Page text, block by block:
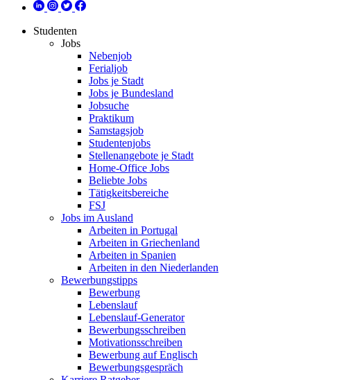
Studenten
Jobs
Nebenjob
Ferialjob
Jobs je Stadt
Jobs je Bundesland
Jobsuche
Praktikum
Samstagsjob
Studentenjobs
Stellenangebote je Stadt
Home-Office Jobs
Beliebte Jobs
Tätigkeitsbereiche
FSJ
Jobs im Ausland
Arbeiten in Portugal
Arbeiten in Griechenland
Arbeiten in Spanien
Arbeiten in den Niederlanden
Bewerbungstipps
Bewerbung
Lebenslauf
Lebenslauf-Generator
Bewerbungsschreiben
Motivationsschreiben
Bewerbung auf Englisch
Bewerbungsgespräch